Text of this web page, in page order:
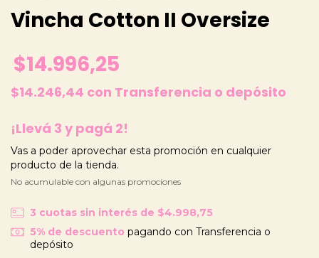
Vincha Cotton II Oversize
$14.996,25
$14.246,44 con Transferencia o depósito
¡Llevá 3 y pagá 2!
Vas a poder aprovechar esta promoción en cualquier
producto de la tienda.
No acumulable con algunas promociones
3 cuotas sin interés de $4.998,75
5% de descuento pagando con Transferencia o
depósito